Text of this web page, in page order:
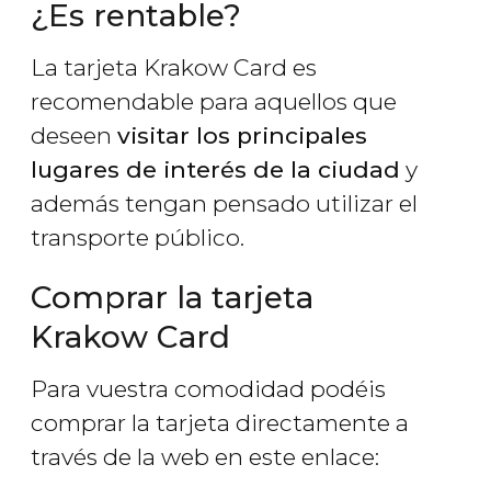
¿Es rentable?
La tarjeta Krakow Card es
recomendable para aquellos que
deseen visitar los principales
lugares de interés de la ciudad y
además tengan pensado utilizar el
transporte público.
Comprar la tarjeta
Krakow Card
Para vuestra comodidad podéis
comprar la tarjeta directamente a
través de la web en este enlace: